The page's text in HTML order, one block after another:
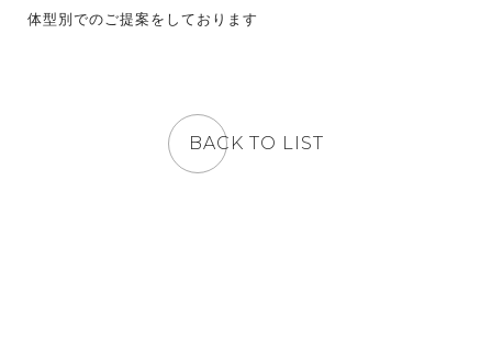
体型別でのご提案をしております
BACK TO LIST